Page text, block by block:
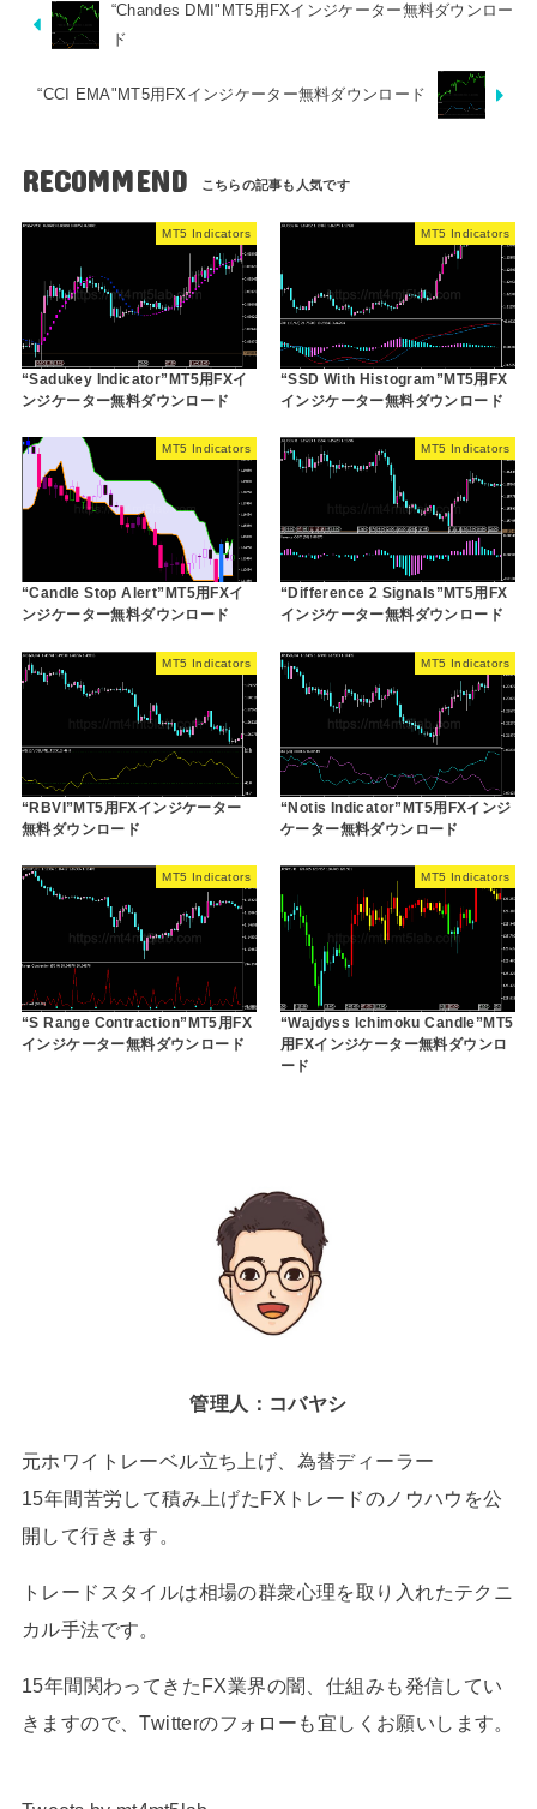
“Chandes DMI"MT5用FXインジケーター無料ダウンロー
ド
“CCI EMA"MT5用FXインジケーター無料ダウンロード
RECOMMEND
MT5 Indicators
“Sadukey Indicator”MT5用FXイ
ンジケーター無料ダウンロード
MT5 Indicators
“SSD With Histogram”MT5用FX
インジケーター無料ダウンロード
MT5 Indicators
“Candle Stop Alert”MT5用FXイ
ンジケーター無料ダウンロード
MT5 Indicators
“Difference 2 Signals”MT5用FX
インジケーター無料ダウンロード
MT5 Indicators
“RBVI”MT5用FXインジケーター
無料ダウンロード
MT5 Indicators
“Notis Indicator”MT5用FXインジ
ケーター無料ダウンロード
MT5 Indicators
“S Range Contraction”MT5用FX
インジケーター無料ダウンロード
MT5 Indicators
“Wajdyss Ichimoku Candle”MT5
用FXインジケーター無料ダウンロ
ード
管理人：コバヤシ
元ホワイトレーベル立ち上げ、為替ディーラー
15年間苦労して積み上げたFXトレードのノウハウを公
開して行きます。
トレードスタイルは相場の群衆心理を取り入れたテクニ
カル手法です。
15年間関わってきたFX業界の闇、仕組みも発信してい
きますので、Twitterのフォローも宜しくお願いします。